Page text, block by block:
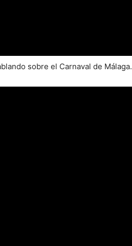
sobre el Carnaval de Málaga.